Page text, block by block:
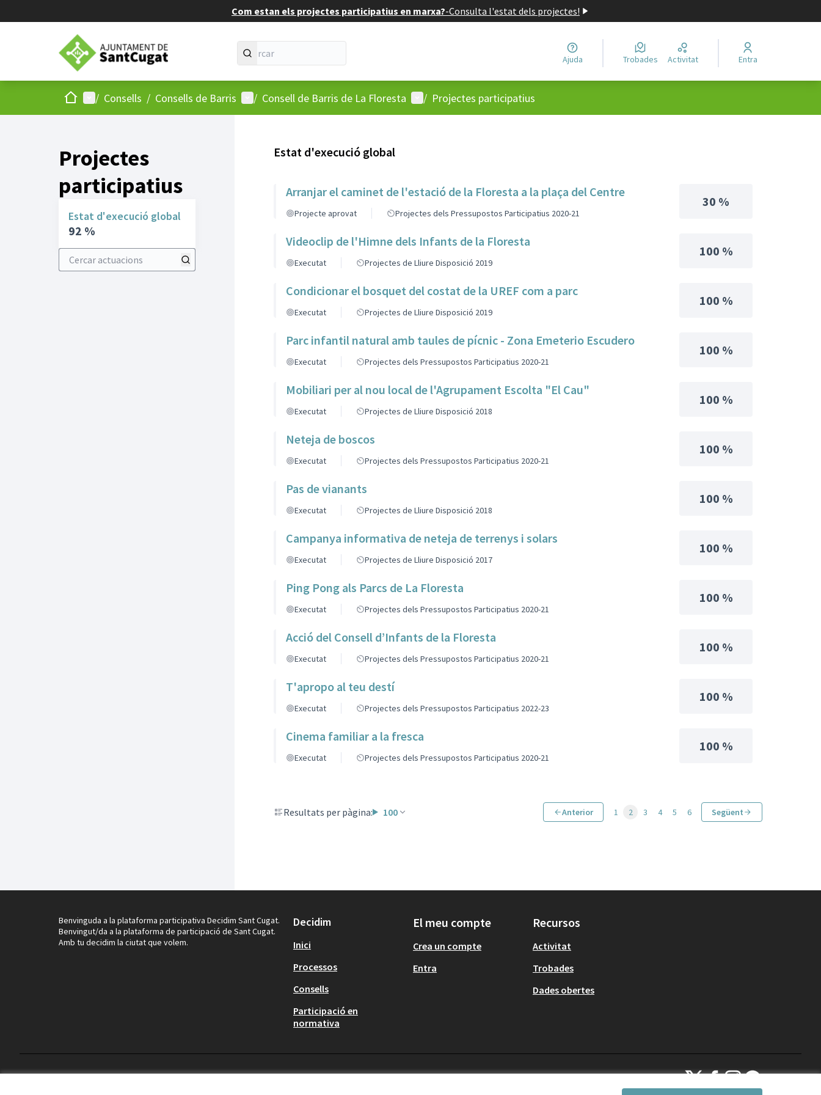
Com estan els projectes participatius en marxa?-Consulta l'estat dels projectes!
Ajuda Trobades Activitat Entra
Inici Menú principal
/ Consells / Consells de Barris Menú d'usuari
/ Consell de Barris de La Floresta Menú d'usuari
/ Projectes participatius
Projectes
participatius
Estat d'execució global
92 %
Cercar actuacions
Estat d'execució global
Arranjar el caminet de l'estació de la Floresta a la plaça del Centre
Projecte aprovat Projectes dels Pressupostos Participatius 2020-21
30 %
Videoclip de l'Himne dels Infants de la Floresta
Executat Projectes de Lliure Disposició 2019
100 %
Condicionar el bosquet del costat de la UREF com a parc
Executat Projectes de Lliure Disposició 2019
100 %
Parc infantil natural amb taules de pícnic - Zona Emeterio Escudero
Executat Projectes dels Pressupostos Participatius 2020-21
100 %
Mobiliari per al nou local de l'Agrupament Escolta "El Cau"
Executat Projectes de Lliure Disposició 2018
100 %
Neteja de boscos
Executat Projectes dels Pressupostos Participatius 2020-21
100 %
Pas de vianants
Executat Projectes de Lliure Disposició 2018
100 %
Campanya informativa de neteja de terrenys i solars
Executat Projectes de Lliure Disposició 2017
100 %
Ping Pong als Parcs de La Floresta
Executat Projectes dels Pressupostos Participatius 2020-21
100 %
Acció del Consell d’Infants de la Floresta
Executat Projectes dels Pressupostos Participatius 2020-21
100 %
T'apropo al teu destí
Executat Projectes dels Pressupostos Participatius 2022-23
100 %
Cinema familiar a la fresca
Executat Projectes dels Pressupostos Participatius 2020-21
100 %
Resultats per pàgina: 100 Anterior 1 2 3 4 5 6 Següent
Benvinguda a la plataforma participativa Decidim Sant Cugat.
Benvingut/da a la plataforma de participació de Sant Cugat.
Amb tu decidim la ciutat que volem.
Decidim
Inici
Processos
Consells
Participació en
normativa
El meu compte
Crea un compte
Entra
Recursos
Activitat
Trobades
Dades obertes
Decidim Sant Cugat a X
Decidim Sant Cugat a Facebook
Decidim Sant Cugat a
Decidim Sant Cugat